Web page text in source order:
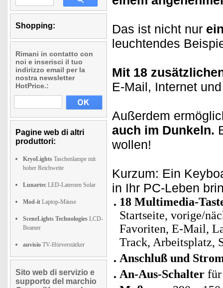
Shopping:
Rimani in contatto con
noi e inserisci il tuo
indirizzo email per la
nostra newsletter
HotPrice.:
Pagine web di altri
produttori:
KryoLights Taschenlampe mit
hoher Reichweite
Lunartec LED-Laternen Solar
Mod-it Laptop-Mäuse
SceneLights Technologies LCD-
Beamer
auvisio TV-Hörverstärker
Sito web di servizio e
supporto del marchio
Das ist nicht nur
leuchtendes
Mit 18
E-Mail, Internet
Außerdem
auch im Dunkeln.
wollen!
Kurzum: Ein
in Ihr PC-Leben
18 Multimedia-
Startseite, vorige/
Favoriten, E-Mail,
Track, Arbeitsplatz,
Anschluß und
An-Aus-Schalter